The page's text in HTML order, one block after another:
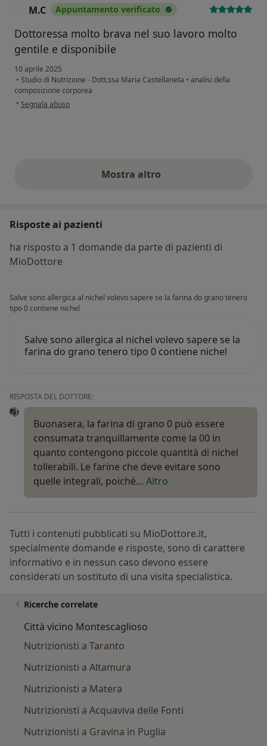
M.C Appuntamento verificato
Dottoressa molto brava nel suo lavoro molto
gentile e disponibile
10 aprile 2025
• Studio di Nutrizione - Dott.ssa Maria Castellaneta • analisi della
composizione corporea
• secondo l'opinione dell'utente M.C
Segnala abuso
Mostra altroopinioni di cui sopra
Risposte ai pazienti
ha risposto a 1 domande da parte di pazienti di
MioDottore
Salve sono allergica al nichel volevo sapere se la farina do grano tenero
tipo 0 contiene nichel
Salve sono allergica al nichel volevo sapere se la
farina do grano tenero tipo 0 contiene nichel
RISPOSTA DEL DOTTORE:
Buonasera, la farina di grano 0 può essere
consumata tranquillamente come la 00 in
quanto contengono piccole quantità di nichel
tollerabili. Le farine che deve evitare sono
quelle integrali, poiché… Altro
Tutti i contenuti pubblicati su MioDottore.it,
specialmente domande e risposte, sono di carattere
informativo e in nessun caso devono essere
considerati un sostituto di una visita specialistica.
Ricerche correlate
Città vicino Montescaglioso
Nutrizionisti a Taranto
Nutrizionisti a Altamura
Nutrizionisti a Matera
Nutrizionisti a Acquaviva delle Fonti
Nutrizionisti a Gravina in Puglia